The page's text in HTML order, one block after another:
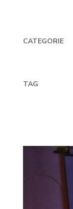
CATEGORIE
TAG